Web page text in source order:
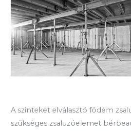
A szinteket elválasztó födém
szükséges zsaluzóelemet